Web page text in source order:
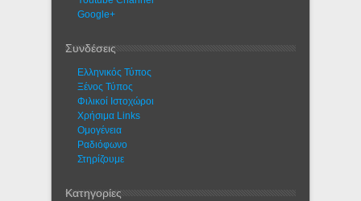
Google+
Συνδέσεις
Ελληνικός Τύπος
Ξένος Τύπος
Φιλικοί Ιστοχώροι
Χρήσιμα Links
Ομογένεια
Ραδιόφωνο
Στηρίζουμε
Κατηγορίες